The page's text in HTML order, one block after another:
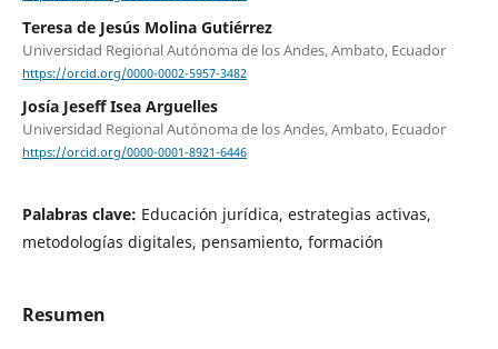
Teresa de Jesús Molina Gutiérrez
Universidad Regional Autónoma de los Andes, Ambato, Ecuador
https://orcid.org/0000-0002-5957-3482
Josía Jeseff Isea Arguelles
Universidad Regional Autónoma de los Andes, Ambato, Ecuador
https://orcid.org/0000-0001-8921-6446
Palabras clave: Educación jurídica, estrategias activas,
metodologías digitales, pensamiento, formación
Resumen